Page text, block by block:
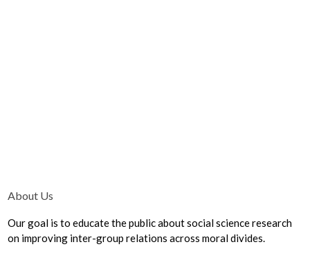
About Us
Our goal is to educate the public about social science research
on improving inter-group relations across moral divides.